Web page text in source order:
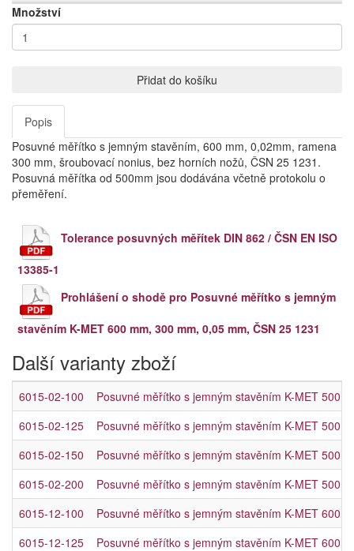
Množství
Přidat do košíku
Popis
Posuvné měřítko s jemným stavěním, 600 mm, 0,02mm, ramena
300 mm, šroubovací nonius, bez horních nožů, ČSN 25 1231.
Posuvná měřítka od 500mm jsou dodávána včetně protokolu o
přeměření.
Tolerance posuvných měřítek DIN 862 / ČSN EN ISO
13385-1
Prohlášení o shodě pro Posuvné měřítko s jemným
stavěním K-MET 600 mm, 300 mm, 0,05 mm, ČSN 25 1231
Další varianty zboží
6015-02-100
Posuvné měřítko s jemným stavěním K-MET 500
6015-02-125
Posuvné měřítko s jemným stavěním K-MET 500
6015-02-150
Posuvné měřítko s jemným stavěním K-MET 500
6015-02-200
Posuvné měřítko s jemným stavěním K-MET 500
6015-12-100
Posuvné měřítko s jemným stavěním K-MET 600
6015-12-125
Posuvné měřítko s jemným stavěním K-MET 600